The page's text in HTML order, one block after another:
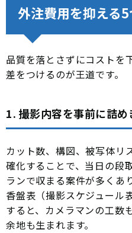
外注費用を抑える
品質を落とさずにコストを
差をつけるのが王道です。
1. 撮影内容を事前に詰め
カット数、構図、被写体リ
確化することで、当日の段
ランで収まる案件が多くあ
香盤表（撮影スケジュール
すると、カメラマンの工数
余地も生まれます。